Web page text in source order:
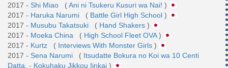
2017 - Shi Miao (Ani ni Tsukeru Kusuri wa Nai! )
2017 - Haruka Narumi ( Battle Girl High School )
2017 - Musubu Takatsuki ( Hand Shakers )
2017 - Moeka China ( High School Fleet OVA)
2017 - Kurtz ( Interviews With Monster Girls )
2017 - Sena Narumi ( Itsudatte Bokura no Koi wa 10 Centi
Datta. - Kokuhaku Jikkou Iinkai )